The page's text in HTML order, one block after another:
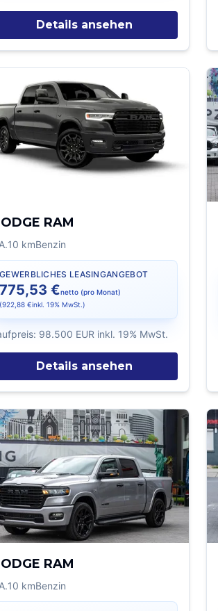
Details ansehen
RAM
10 kmBenzin
GEWERBLICHES LEASINGANGEBOT
775,53 €netto (pro Monat)
(922,88 €inkl. 19% MwSt.)
98.500 EUR inkl. 19% MwSt.
Details ansehen
RAM
10 kmBenzin